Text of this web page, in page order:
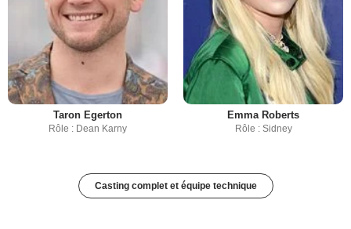
Taron Egerton
Rôle : Dean Karny
Emma Roberts
Rôle : Sidney
Casting complet et équipe technique